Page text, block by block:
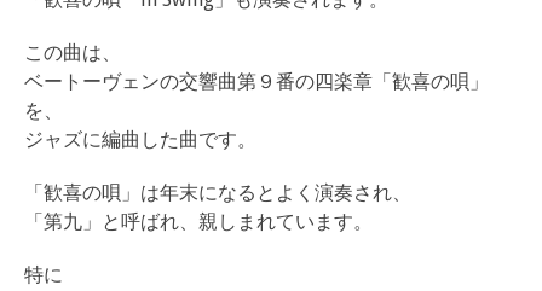
この曲は、
ベートーヴェンの交響曲第９番の四楽章「歓喜の唄」
を、
ジャズに編曲した曲です。
「歓喜の唄」は年末になるとよく演奏され、
「第九」と呼ばれ、親しまれています。
特に